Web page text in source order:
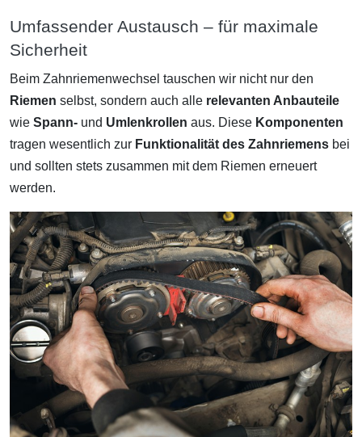
Umfassender Austausch – für maximale
Sicherheit
Beim Zahnriemenwechsel tauschen wir nicht nur den
Riemen selbst, sondern auch alle relevanten Anbauteile
wie Spann- und Umlenkrollen aus. Diese Komponenten
tragen wesentlich zur Funktionalität des Zahnriemens bei
und sollten stets zusammen mit dem Riemen erneuert
werden.